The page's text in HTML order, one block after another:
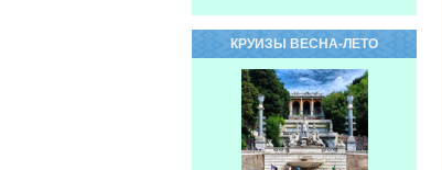
КРУИЗЫ ВЕСНА-ЛЕТО